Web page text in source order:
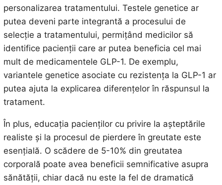
personalizarea tratamentului. Testele genetice ar
putea deveni parte integrantă a procesului de
selecție a tratamentului, permițând medicilor să
identifice pacienții care ar putea beneficia cel mai
mult de medicamentele GLP-1. De exemplu,
variantele genetice asociate cu rezistența la GLP-1 ar
putea ajuta la explicarea diferențelor în răspunsul la
tratament.
În plus, educația pacienților cu privire la așteptările
realiste și la procesul de pierdere în greutate este
esențială. O scădere de 5-10% din greutatea
corporală poate avea beneficii semnificative asupra
sănătății, chiar dacă nu este la fel de dramatică